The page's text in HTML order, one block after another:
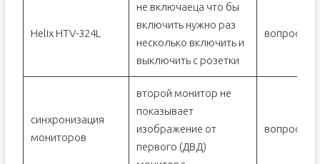
Helix HTV-324L
не включаеца что бы
включить нужно раз
несколько включить и
выключить с розетки
вопрос
синхронизация
мониторов
второй монитор не
показывает
изображение от
первого (ДВД)
вопрос